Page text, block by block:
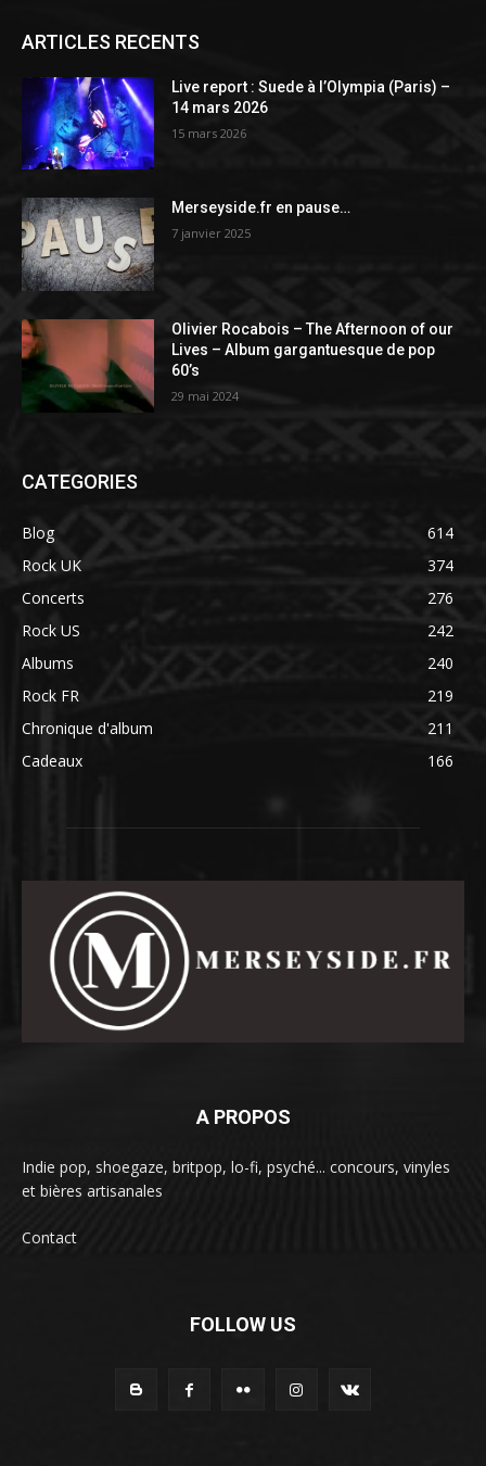
ARTICLES RECENTS
Live report : Suede à l’Olympia (Paris) –
14 mars 2026
15 mars 2026
Merseyside.fr en pause…
7 janvier 2025
Olivier Rocabois – The Afternoon of our
Lives – Album gargantuesque de pop
60’s
29 mai 2024
CATEGORIES
Blog
614
Rock UK
374
Concerts
276
Rock US
242
Albums
240
Rock FR
219
Chronique d'album
211
Cadeaux
166
A PROPOS
Indie pop, shoegaze, britpop, lo-fi, psyché... concours, vinyles
et bières artisanales
Contact
FOLLOW US